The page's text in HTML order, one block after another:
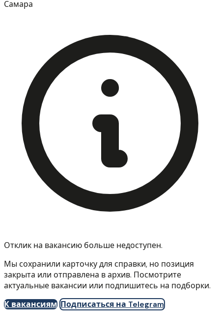
Самара
Отклик на вакансию больше недоступен.
Мы сохранили карточку для справки, но позиция
закрыта или отправлена в архив. Посмотрите
актуальные вакансии или подпишитесь на подборки.
К вакансиям Подписаться на Telegram